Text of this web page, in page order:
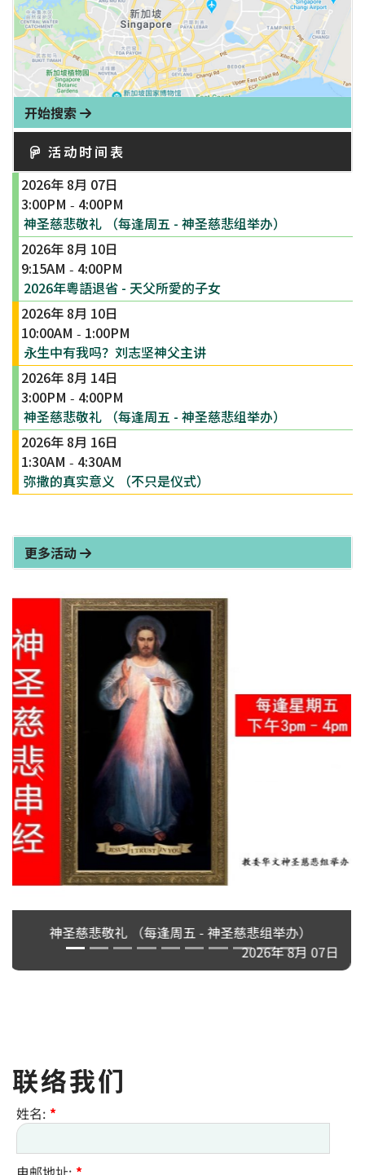
开始搜索
活动时间表
2026年 8月 07日
3:00PM - 4:00PM
神圣慈悲敬礼 （每逢周五 - 神圣慈悲组举办）
2026年 8月 10日
9:15AM - 4:00PM
2026年粵語退省 - 天父所愛的子女
2026年 8月 10日
10:00AM - 1:00PM
永生中有我吗？刘志坚神父主讲
2026年 8月 14日
3:00PM - 4:00PM
神圣慈悲敬礼 （每逢周五 - 神圣慈悲组举办）
2026年 8月 16日
1:30AM - 4:30AM
弥撒的真实意义 （不只是仪式）
更多活动
联络我们
姓名: *